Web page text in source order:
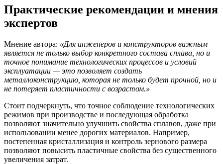
Практические рекомендации и мнения
экспертов
Мнение автора: «Для инженеров и конструкторов важным
является не только выбор конкретного состава сплава, но и
точное понимание технологических процессов и условий
эксплуатации — это позволяет создать
металлоконструкцию, которая не только будет прочной, но и
не потеряет пластичности с возрастом.»
Стоит подчеркнуть, что точное соблюдение технологических
режимов при производстве и последующая обработка
позволяют значительно улучшить свойства сплавов, даже при
использовании менее дорогих материалов. Например,
постепенная кристаллизация и контроль зернового размера
позволяют повысить пластичные свойства без существенного
увеличения затрат.